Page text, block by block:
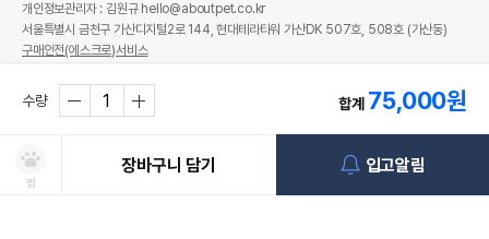
수량 합계 75,000원
찜
장바구니 담기 입고알림
개인정보관리자 : 김원규 hello@aboutpet.co.kr
서울특별시 금천구 가산디지털2로 144, 현대테라타워 가산DK 507호, 508호 (가산동)
구매안전(에스크로)서비스